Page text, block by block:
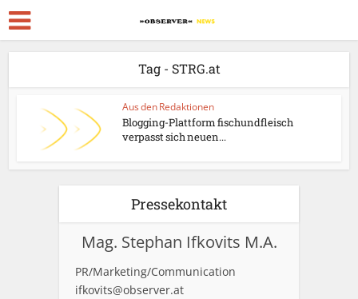
Tag - STRG.at
Aus den Redaktionen
Blogging-Plattform fischundfleisch
verpasst sich neuen...
Pressekontakt
Mag. Stephan Ifkovits M.A.
PR/Marketing/Communication
ifkovits@observer.at